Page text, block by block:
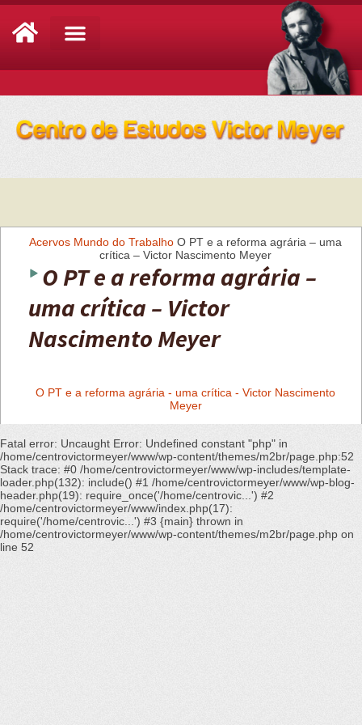
Acervos Mundo do Trabalho O PT e a reforma agrária – uma
crítica – Victor Nascimento Meyer
O PT e a reforma agrária –
uma crítica – Victor
Nascimento Meyer
O PT e a reforma agrária - uma crítica - Victor Nascimento
Meyer
Fatal error: Uncaught Error: Undefined constant "php" in
/home/centrovictormeyer/www/wp-content/themes/m2br/page.php:52
Stack trace: #0 /home/centrovictormeyer/www/wp-includes/template-
loader.php(132): include() #1 /home/centrovictormeyer/www/wp-blog-
header.php(19): require_once('/home/centrovic...') #2
/home/centrovictormeyer/www/index.php(17):
require('/home/centrovic...') #3 {main} thrown in
/home/centrovictormeyer/www/wp-content/themes/m2br/page.php on
line 52